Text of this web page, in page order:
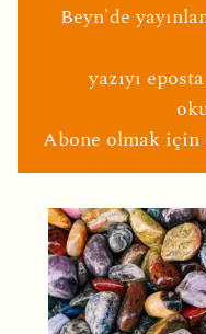
Beyn'de
yazıyı
Abone olmak için